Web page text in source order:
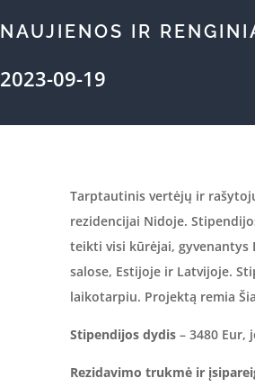
NAUJIENOS IR
2023-09-19
Tarptautinis vertėjų ir
rezidencijai Nidoje.
teikti visi kūrėjai, gyvenantys
salose, Estijoje ir Latvijoje.
laikotarpiu. Projektą remia
Stipendijos dydis – 3480 Eur,
Rezidavimo trukmė ir